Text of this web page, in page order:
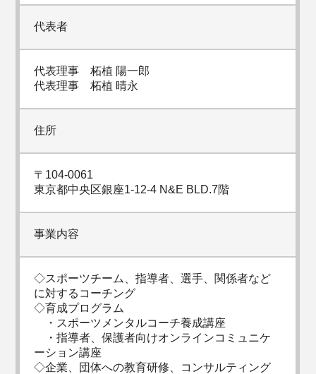
代表者
代表理事 柘植 陽一郎
代表理事 柘植 晴永
住所
〒104-0061
東京都中央区銀座1-12-4 N&E BLD.7階
事業内容
◇スポーツチーム、指導者、選手、関係者など
に対するコーチング
◇育成プログラム
・スポーツメンタルコーチ養成講座
・指導者、保護者向けオンラインコミュニケ
ーション講座
◇企業、団体への教育研修、コンサルティング